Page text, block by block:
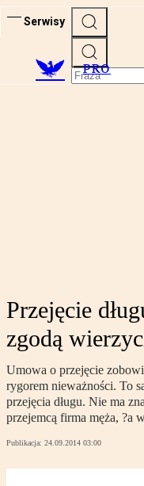
Serwisy
PRO
Przejęcie
zgodą
Umowa o przejęcie
rygorem nieważności. To
przejęcia długu. Nie ma
przejemcą firma męża, ?a
Publikacja: 24.09.2014 03:00